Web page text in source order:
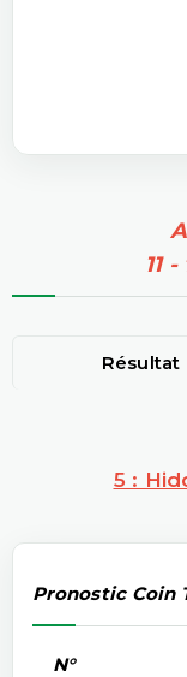
11
Résultat
5 :
Pronostic Coin
N°